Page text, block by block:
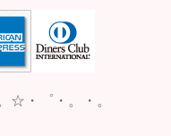
☆・゜・。・。